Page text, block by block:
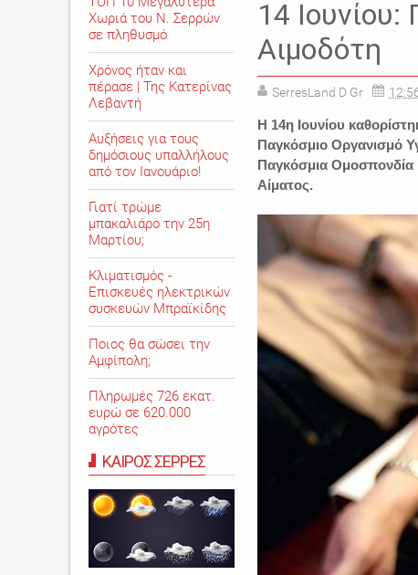
14
Αιμοδότη
SerresLand D Gr
Η 14η Ιουνίου
Παγκόσμιο Οργανισμό
Παγκόσμια Ομοσπονδία
Αίματος.
Χωριά του Ν. Σερρών
σε πληθυσμό
Χρόνος ήταν και
πέρασε | Της Κατερίνας
Λεβαντή
Αυξήσεις για τους
δημόσιους υπαλλήλους
από τον Ιανουάριο!
Γιατί τρώμε
μπακαλιάρο την 25η
Μαρτίου;
Κλιματισμός -
Επισκευές ηλεκτρικών
συσκευών Μπραϊκίδης
Ποιος θα σώσει την
Αμφίπολη;
Πληρωμές 726 εκατ.
ευρώ σε 620.000
αγρότες
ΚΑΙΡΟΣ ΣΕΡΡΕΣ